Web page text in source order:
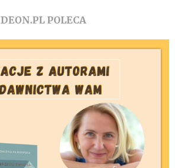
DEON.PL POLECA